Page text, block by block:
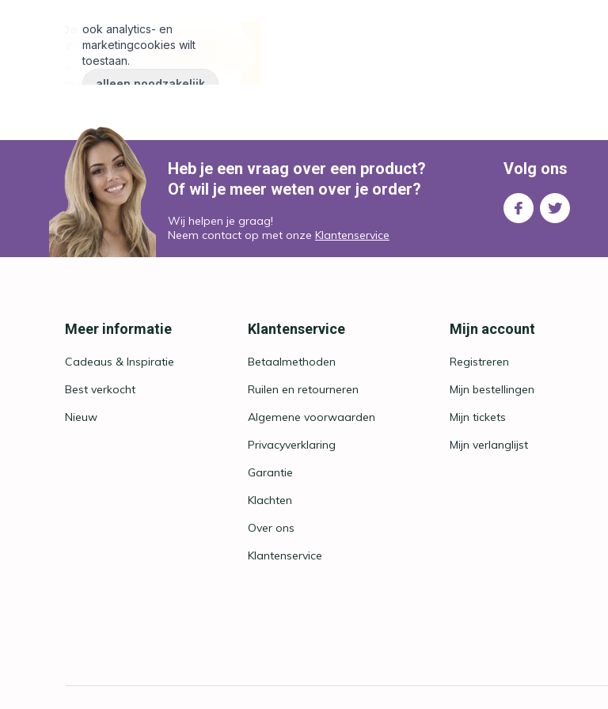
Heb je een vraag over een product?
Of wil je meer weten over je order?
Wij helpen je graag!
Neem contact op met onze Klantenservice
Volg ons
Meer informatie
Cadeaus & Inspiratie
Best verkocht
Nieuw
Klantenservice
Betaalmethoden
Ruilen en retourneren
Algemene voorwaarden
Privacyverklaring
Garantie
Klachten
Over ons
Klantenservice
Mijn account
Registreren
Mijn bestellingen
Mijn tickets
Mijn verlanglijst